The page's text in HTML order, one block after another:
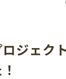
製品情報
ジェク